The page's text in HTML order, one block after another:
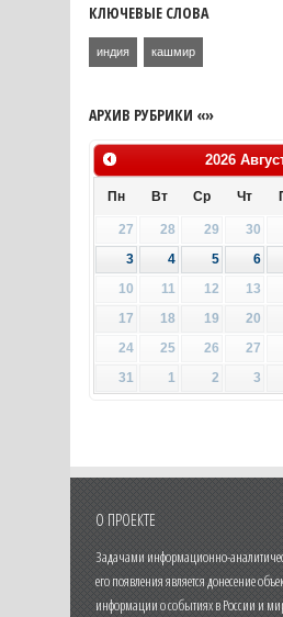
КЛЮЧЕВЫЕ СЛОВА
индия кашмир
АРХИВ РУБРИКИ «»
2026
Пн Вт Ср Чт
27 28 29 30
3
4 5 6
10
11 12 13
17
18 19 20
24
25 26 27
31
1 2 3
О ПРОЕКТЕ
Задачами информационно-
его появления является донесение
информации о событиях в России и